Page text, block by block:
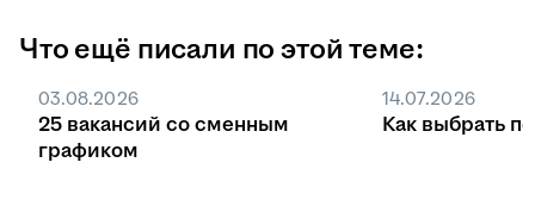
Что ещё писали по этой теме:
03.08.2026
25 вакансий со сменным
графиком
14.07.2026
Как выбрать